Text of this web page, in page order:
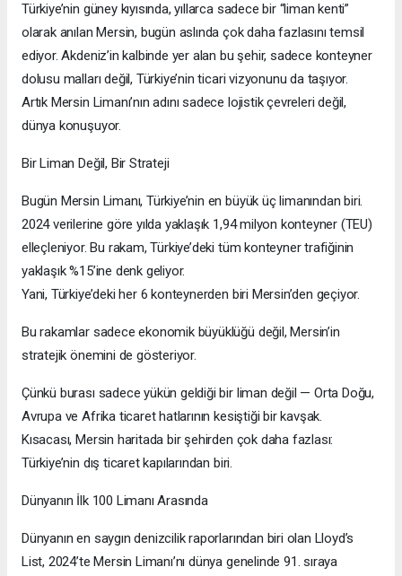
Türkiye’nin güney kıyısında, yıllarca sadece bir “liman kenti”
olarak anılan Mersin, bugün aslında çok daha fazlasını temsil
ediyor. Akdeniz’in kalbinde yer alan bu şehir, sadece konteyner
dolusu malları değil, Türkiye’nin ticari vizyonunu da taşıyor.
Artık Mersin Limanı’nın adını sadece lojistik çevreleri değil,
dünya konuşuyor.
Bir Liman Değil, Bir Strateji
Bugün Mersin Limanı, Türkiye’nin en büyük üç limanından biri.
2024 verilerine göre yılda yaklaşık 1,94 milyon konteyner (TEU)
elleçleniyor. Bu rakam, Türkiye’deki tüm konteyner trafiğinin
yaklaşık %15’ine denk geliyor.
Yani, Türkiye’deki her 6 konteynerden biri Mersin’den geçiyor.
Bu rakamlar sadece ekonomik büyüklüğü değil, Mersin’in
stratejik önemini de gösteriyor.
Çünkü burası sadece yükün geldiği bir liman değil — Orta Doğu,
Avrupa ve Afrika ticaret hatlarının kesiştiği bir kavşak.
Kısacası, Mersin haritada bir şehirden çok daha fazlası:
Türkiye’nin dış ticaret kapılarından biri.
Dünyanın İlk 100 Limanı Arasında
Dünyanın en saygın denizcilik raporlarından biri olan Lloyd’s
List, 2024’te Mersin Limanı’nı dünya genelinde 91. sıraya